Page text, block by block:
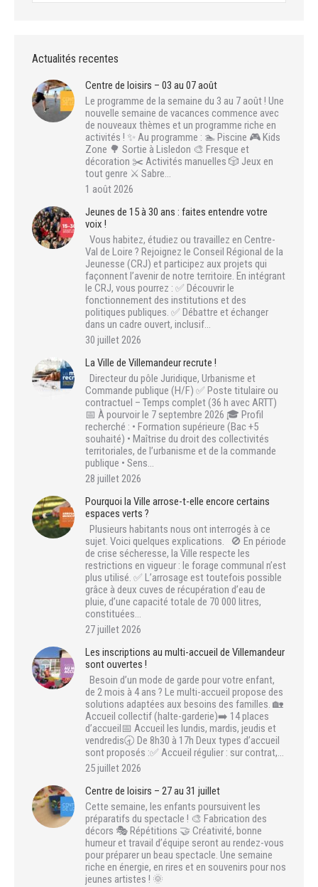
Actualités recentes
Centre de loisirs – 03 au 07 août
Le programme de la semaine du 3 au 7 août ! Une
nouvelle semaine de vacances commence avec
de nouveaux thèmes et un programme riche en
activités ! ✨ Au programme : 🏊 Piscine 🎮 Kids
Zone 🌳 Sortie à Lisledon 🎨 Fresque et
décoration ✂️ Activités manuelles 🎲 Jeux en
tout genre ⚔️ Sabre…
1 août 2026
Jeunes de 15 à 30 ans : faites entendre votre
voix !
Vous habitez, étudiez ou travaillez en Centre-
Val de Loire ? Rejoignez le Conseil Régional de la
Jeunesse (CRJ) et participez aux projets qui
façonnent l’avenir de notre territoire. En intégrant
le CRJ, vous pourrez : ✅ Découvrir le
fonctionnement des institutions et des
politiques publiques. ✅ Débattre et échanger
dans un cadre ouvert, inclusif…
30 juillet 2026
La Ville de Villemandeur recrute !
Directeur du pôle Juridique, Urbanisme et
Commande publique (H/F) ✅ Poste titulaire ou
contractuel – Temps complet (36 h avec ARTT)
📅 À pourvoir le 7 septembre 2026 🎓 Profil
recherché : • Formation supérieure (Bac +5
souhaité) • Maîtrise du droit des collectivités
territoriales, de l’urbanisme et de la commande
publique • Sens…
28 juillet 2026
Pourquoi la Ville arrose-t-elle encore certains
espaces verts ?
Plusieurs habitants nous ont interrogés à ce
sujet. Voici quelques explications. 🚫 En période
de crise sécheresse, la Ville respecte les
restrictions en vigueur : le forage communal n’est
plus utilisé. ✅ L’arrosage est toutefois possible
grâce à deux cuves de récupération d’eau de
pluie, d’une capacité totale de 70 000 litres,
constituées…
27 juillet 2026
Les inscriptions au multi-accueil de Villemandeur
sont ouvertes !
Besoin d’un mode de garde pour votre enfant,
de 2 mois à 4 ans ? Le multi-accueil propose des
solutions adaptées aux besoins des familles. 🏡
Accueil collectif (halte-garderie)➡️ 14 places
d’accueil📅 Accueil les lundis, mardis, jeudis et
vendredis🕣 De 8h30 à 17h Deux types d’accueil
sont proposés :✅ Accueil régulier : sur contrat,…
25 juillet 2026
Centre de loisirs – 27 au 31 juillet
Cette semaine, les enfants poursuivent les
préparatifs du spectacle ! 🎨 Fabrication des
décors 🎭 Répétitions 🤝 Créativité, bonne
humeur et travail d’équipe seront au rendez-vous
pour préparer un beau spectacle. Une semaine
riche en énergie, en rires et en souvenirs pour nos
jeunes artistes ! 🌞